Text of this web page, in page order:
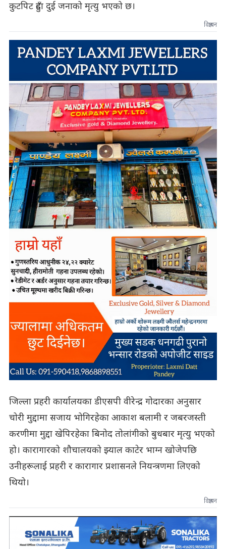
कुटपिट हुँदा दुई जनाको मृत्यु भएको छ।
विज्ञापन
जिल्ला प्रहरी कार्यालयका डीएसपी वीरेन्द्र गोदारका अनुसार
चोरी मुद्दामा सजाय भोगिरहेका आकाश बलामी र जबरजस्ती
करणीमा मुद्दा खेपिरहेका बिनोद तोलांगीको बुधबार मृत्यु भएको
हो। कारागारको शौचालयको झ्याल काटेर भाग्न खोजेपछि
उनीहरूलाई प्रहरी र कारागार प्रशासनले नियन्त्रणमा लिएको
थियो।
विज्ञापन